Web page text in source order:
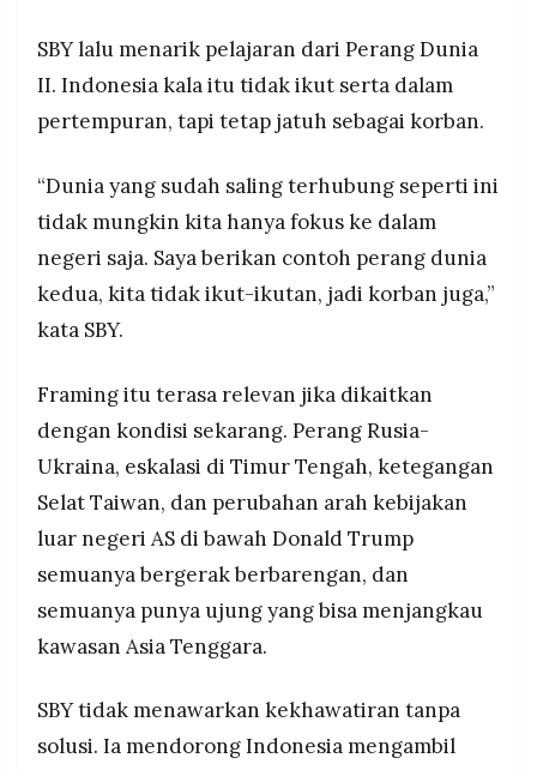
SBY lalu menarik pelajaran dari Perang Dunia
II. Indonesia kala itu tidak ikut serta dalam
pertempuran, tapi tetap jatuh sebagai korban.
“Dunia yang sudah saling terhubung seperti ini
tidak mungkin kita hanya fokus ke dalam
negeri saja. Saya berikan contoh perang dunia
kedua, kita tidak ikut-ikutan, jadi korban juga,”
kata SBY.
Framing itu terasa relevan jika dikaitkan
dengan kondisi sekarang. Perang Rusia-
Ukraina, eskalasi di Timur Tengah, ketegangan
Selat Taiwan, dan perubahan arah kebijakan
luar negeri AS di bawah Donald Trump
semuanya bergerak berbarengan, dan
semuanya punya ujung yang bisa menjangkau
kawasan Asia Tenggara.
SBY tidak menawarkan kekhawatiran tanpa
solusi. Ia mendorong Indonesia mengambil